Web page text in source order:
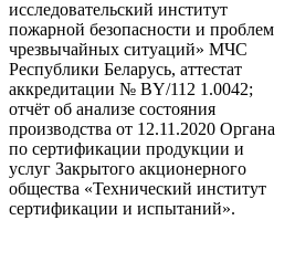
исследовательский институт
пожарной безопасности и проблем
чрезвычайных ситуаций» МЧС
Республики Беларусь, аттестат
аккредитации № BY/112 1.0042;
отчёт об анализе состояния
производства от 12.11.2020 Органа
по сертификации продукции и
услуг Закрытого акционерного
общества «Технический институт
сертификации и испытаний».